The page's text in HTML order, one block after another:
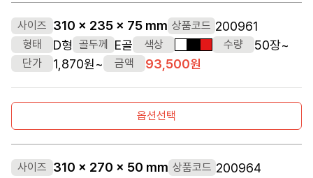
사이즈 310 x 235 x 75 mm 상품코드 200961
형태 D형 골두께 E골 색상 흰색검정색빨간색수량 50장~
단가 1,870원~ 금액 93,500원
옵션선택
사이즈 310 x 270 x 50 mm 상품코드 200964